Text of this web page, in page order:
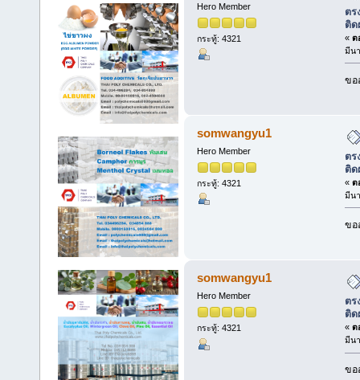
Hero Member
กระทู้: 4321
ตร
ติด
« ต
มีน
ขอ
somwangyu1
Hero Member
กระทู้: 4321
ตร
ติด
« ต
มีน
ขอ
somwangyu1
Hero Member
กระทู้: 4321
ตร
ติด
« ต
มีน
ขอ